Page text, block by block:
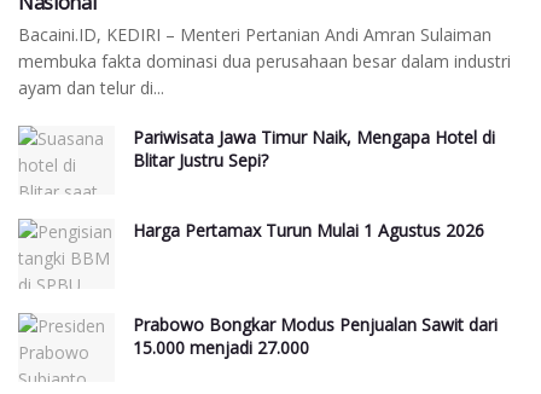
Bacaini.ID, KEDIRI – Menteri Pertanian Andi Amran Sulaiman
membuka fakta dominasi dua perusahaan besar dalam industri
ayam dan telur di...
Pariwisata Jawa Timur Naik, Mengapa Hotel di
Blitar Justru Sepi?
Harga Pertamax Turun Mulai 1 Agustus 2026
Prabowo Bongkar Modus Penjualan Sawit dari
15.000 menjadi 27.000